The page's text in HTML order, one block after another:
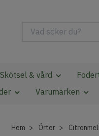
Skötsel & vård
Varumärken
Hem Örter